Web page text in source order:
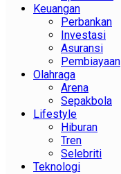
Keuangan
Perbankan
Investasi
Asuransi
Pembiayaan
Olahraga
Arena
Sepakbola
Lifestyle
Hiburan
Tren
Selebriti
Teknologi